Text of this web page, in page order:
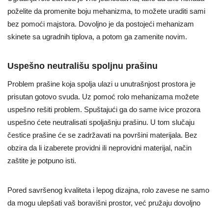
poželite da promenite boju mehanizma, to možete uraditi sami
bez pomoći majstora. Dovoljno je da postojeći mehanizam
skinete sa ugradnih tiplova, a potom ga zamenite novim.
Uspešno neutrališu spoljnu prašinu
Problem prašine koja spolja ulazi u unutrašnjost prostora je
prisutan gotovo svuda. Uz pomoć rolo mehanizama možete
uspešno rešiti problem. Spuštajući ga do same ivice prozora
uspešno ćete neutralisati spoljašnju prašinu. U tom slučaju
čestice prašine će se zadržavati na površini materijala. Bez
obzira da li izaberete providni ili neprovidni materijal, način
zaštite je potpuno isti.
Pored savršenog kvaliteta i lepog dizajna, rolo zavese ne samo
da mogu ulepšati vaš boravišni prostor, već pružaju dovoljno